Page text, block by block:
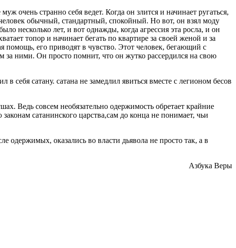
очень странно себя ведет. Когда он злится и начинает ругаться,
обычный, стандартный, спокойный. Но вот, он взял моду
несколько лет, и вот однажды, когда агрессия эта росла, и он
топор и начинает бегать по квартире за своей женой и за
помощь, его приводят в чувство. Этот человек, бегающий с
за ними. Он просто помнит, что он жутко рассердился на свою
сатану. сатана не замедлил явиться вместе с легионом бесов
Ведь совсем необязательно одержимость обретает крайние
сатанинского царства,сам до конца не понимает, чьи
одержимых, оказались во власти дьявола не просто так, а в
Азбука Веры